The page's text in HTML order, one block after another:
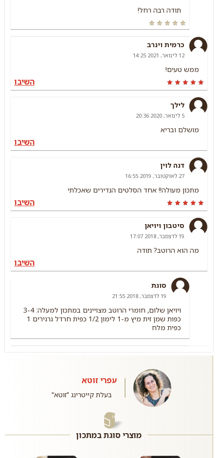
תודה רבה רחל!
כרמית וינרב
12 לינואר, 2021 14:25
ממש טעים!
השיבו
לילך
5 לינואר, 2020 20:36
מושלם ובריא
השיבו
דנה לוין
27 לאוקטובר, 2019 16:55
מתכון מעולה!! אחד הסלטים הנדירים שאכלתי
השיבו
סיטבון ויויאן
19 לדצמבר, 2018 17:07
מה הוא הרוטב? תודה
השיבו
סוגת
19 לדצמבר, 2018 21:55
ויויאן שלום, חומרי הרוטב מצויינים במתכון למעלה: 3-4
כפות שמן זית מיץ מ-1 לימון 1/2 כפית חרדל גרגירים 1
כפית מלח
עפרי זוטא
בעלת קייטרינג "זוטא"
מוצרי סוגת במתכון